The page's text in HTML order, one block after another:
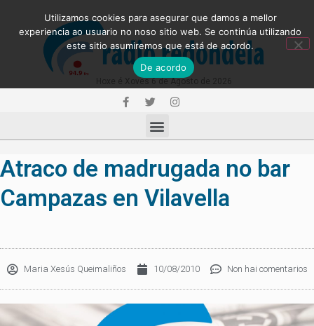
Atraco de madrugada no bar
Campazas en Vilavella
Maria Xesús Queimaliños 10/08/2010 Non hai comentarios
Utilizamos cookies para asegurar que damos a mellor
experiencia ao usuario no noso sitio web. Se continúa utilizando
este sitio asumiremos que está de acordo.
De acordo